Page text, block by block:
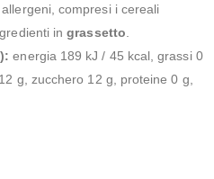
compresi i cereali
ingrassetto
energia 189 kJ / 45 kcal, grassi 0
g, zucchero 12 g, proteine 0 g,